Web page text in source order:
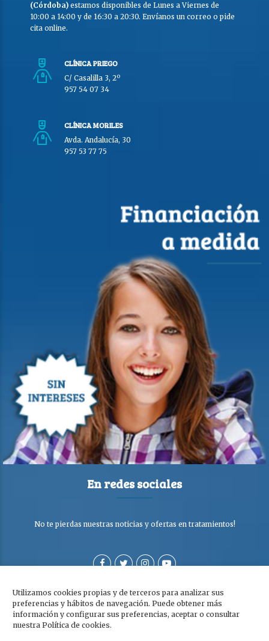
Utilizamos cookies propias y de terceros para analizar sus
preferencias y hábitos de navegación. Puede obtener más
información y configurar sus preferencias, aceptar o consultar
nuestra Política de cookies.
(Córdoba) estamos disponibles de Lunes a Viernes de
10:00 a 14:00 y de 16:30 a 20:30. Envíanos un correo o pide
cita online.
CLÍNICA PRIEGO
C/ Casalilla 3, 2º
957 54 07 34
CLÍNICA MORILES
Avda. Andalucía, 30
957 53 77 75
En redes sociales
No te pierdas nuestras noticias y ofertas en tratamientos!